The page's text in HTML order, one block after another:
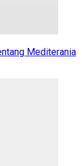
Mediterania